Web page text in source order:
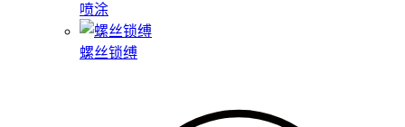
喷涂
螺丝锁缚